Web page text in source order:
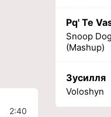
2:40
Pq' Te
Snoop
(Mashup)
Зусилля
Voloshyn